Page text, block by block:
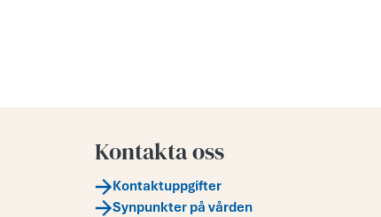
Kontakta oss
Kontaktuppgifter
Synpunkter på vården